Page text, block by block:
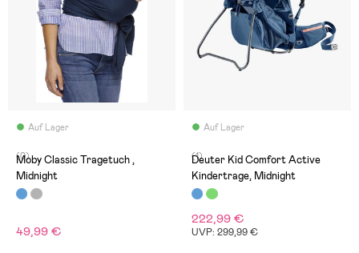
Auf Lager
(0)
Moby Classic Tragetuch ,
Midnight
49,99 €
Auf Lager
(1)
Deuter Kid Comfort Active
Kindertrage, Midnight
222,99 €
UVP: 299,99 €